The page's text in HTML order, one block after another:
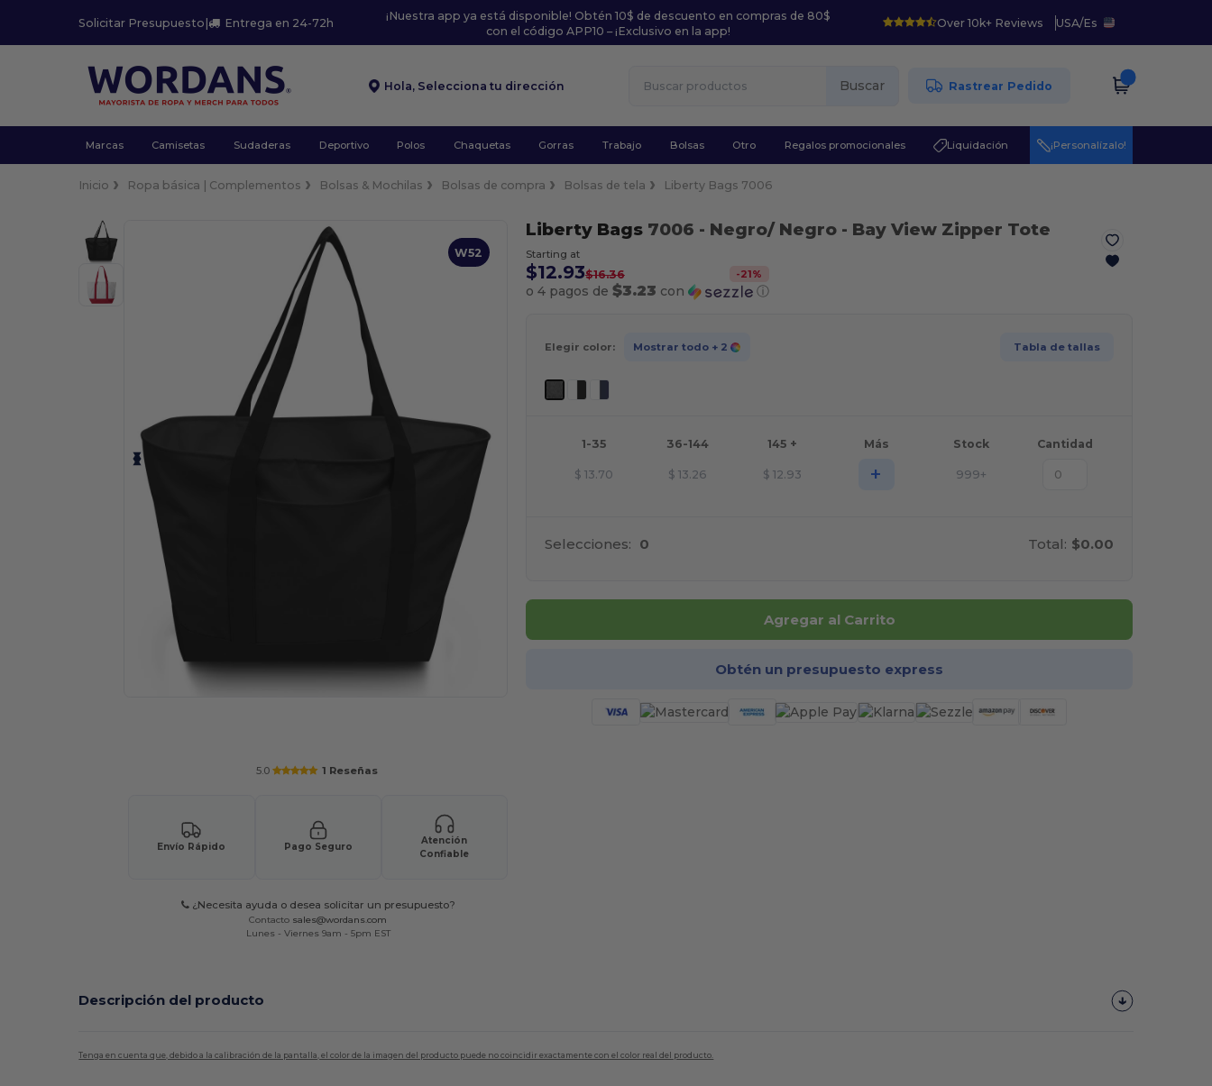
Solicitar Presupuesto | Entrega en 24-72h
¡Nuestra app ya está disponible! Obtén 10$ de descuento en compras de 80$
con el código APP10 – ¡Exclusivo en la app!
Over 10k+ Reviews USA/Es
Hola, Selecciona tu dirección Buscar Rastrear Pedido
Marcas Camisetas Sudaderas Deportivo Polos Chaquetas Gorras Trabajo Bolsas Otro Regalos promocionales Liquidación ¡Personalízalo!
Inicio Ropa básica | Complementos Bolsas & Mochilas Bolsas de compra Bolsas de tela Liberty Bags 7006
W52
5.0 1 Reseñas
Envío Rápido Pago Seguro
Atención
Confiable
¿Necesita ayuda o desea solicitar un presupuesto?
Contacto sales@wordans.com
Lunes - Viernes 9am - 5pm EST
Liberty Bags7006 - Negro/ Negro- Bay View Zipper Tote
Starting at
$12.93$16.36 -21%
o 4 pagos de $3.23 con ⓘ
Elegir color: Mostrar todo + 2 Tabla de tallas
1-35 36-144 145 + Más Stock Cantidad
$ 13.70 $ 13.26 $ 12.93 + 999+
Selecciones: 0 Total: $0.00
Agregar al Carrito
Obtén un presupuesto express
Descripción del producto
Tenga en cuenta que, debido a la calibración de la pantalla, el color de la imagen del producto puede no coincidir exactamente con el color real del producto.